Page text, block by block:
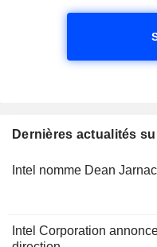
Dernières actualités
Intel nomme Dean
Intel Corporation